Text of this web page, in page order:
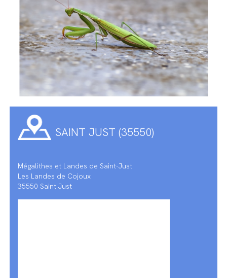
SAINT JUST (35550)
Mégalithes et Landes de Saint-Just
Les Landes de Cojoux
35550 Saint Just